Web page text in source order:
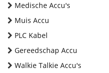
Medische Accu's
Muis Accu
PLC Kabel
Gereedschap Accu
Walkie Talkie Accu's